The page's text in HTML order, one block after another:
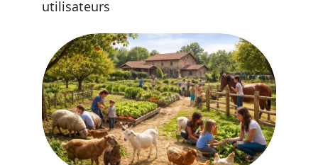
utilisateurs